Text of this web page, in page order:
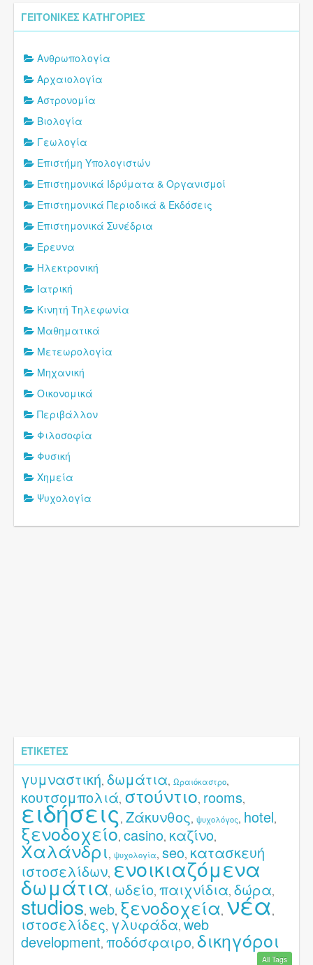
ΓΕΙΤΟΝΙΚΈΣ ΚΑΤΗΓΟΡΊΕΣ
Ανθρωπολογία
Αρχαιολογία
Αστρονομία
Βιολογία
Γεωλογία
Επιστήμη Υπολογιστών
Επιστημονικά Ιδρύματα & Οργανισμοί
Επιστημονικά Περιοδικά & Εκδόσεις
Επιστημονικά Συνέδρια
Έρευνα
Ηλεκτρονική
Ιατρική
Κινητή Τηλεφωνία
Μαθηματικά
Μετεωρολογία
Μηχανική
Οικονομικά
Περιβάλλον
Φιλοσοφία
Φυσική
Χημεία
Ψυχολογία
ΕΤΙΚΈΤΕΣ
γυμναστική, δωμάτια, Ωραιόκαστρο,
κουτσομπολιά, στούντιο, rooms,
ειδήσεις, Ζάκυνθος, ψυχολόγος, hotel,
ξενοδοχείο, casino, καζίνο,
Χαλάνδρι, ψυχολογία, seo, κατασκευή
ιστοσελίδων, ενοικιαζόμενα
δωμάτια, ωδείο, παιχνίδια, δώρα,
studios, web, ξενοδοχεία, νέα,
ιστοσελίδες, γλυφάδα, web
development, ποδόσφαιρο, δικηγόροι
All Tags